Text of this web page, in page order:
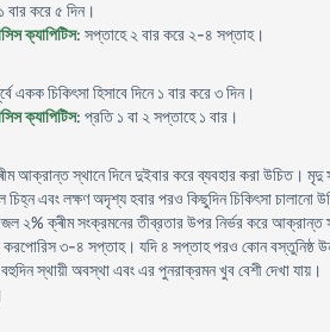
বার করে ৫ দিন।
ক্যাপিটিস: সপ্তাহে ২ বার করে ২-৪ সপ্তাহ।
একক চিকিৎসা হিসাবে দিনে ১ বার করে ৩ দিন।
ক্যাপিটিস: প্রতি ১ বা ২ সপ্তাহে ১ বার।
আক্রান্ত স্থানে দিনে দুইবার করে ব্যবহার করা উচিত। মৃদু
এবং লক্ষণ অদৃশ্য হবার পরও কিছুদিন চিকিৎসা চালানো
২% ক্ৰীম সংক্রমনের তীব্রতার উপর নির্ভর করে আক্রান্ত
করপোরিস ৩-৪ সপ্তাহ। যদি ৪ সপ্তাহ পরও কোন বস্তুনিষ্ঠ
স্থায়ী অবস্থা এবং এর পুনরাক্রমন খুব বেশী দেখা যায়।